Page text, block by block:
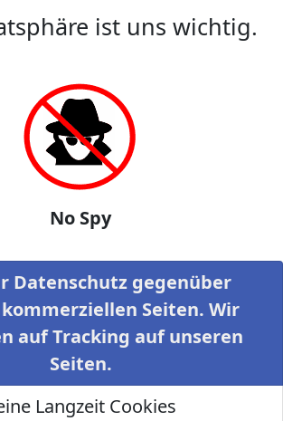
ist uns wichtig.
No Spy
Datenschutz gegenüber
Seiten. Wir
auf Tracking auf unseren
Seiten.
Langzeit Cookies